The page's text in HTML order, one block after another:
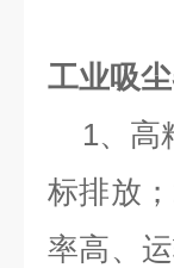
工业吸
1、高
标排放
率高、